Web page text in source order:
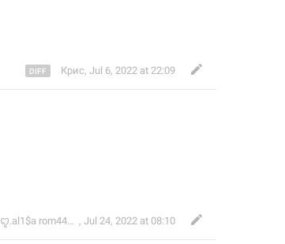
Крис, Jul 6, 2022 at 22:09
ꨄ.al1$a rom44nv.ꨄ , Jul 24, 2022 at 08:10